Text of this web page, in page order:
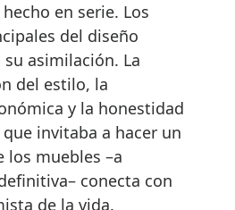
en serie. Los
del diseño
asimilación. La
del estilo, la
y la honestidad
invitaba a hacer un
los muebles –a
conecta con
de la vida.